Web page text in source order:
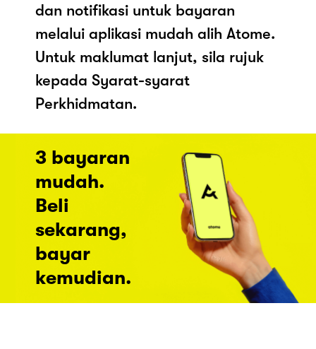
dan notifikasi untuk bayaran
melalui aplikasi mudah alih Atome.
Untuk maklumat lanjut, sila rujuk
kepada Syarat-syarat
Perkhidmatan.
3 bayaran
mudah.
Beli
sekarang,
bayar
kemudian.